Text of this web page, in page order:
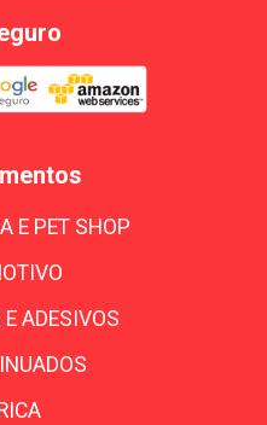
E PET SHOP
ADESIVOS